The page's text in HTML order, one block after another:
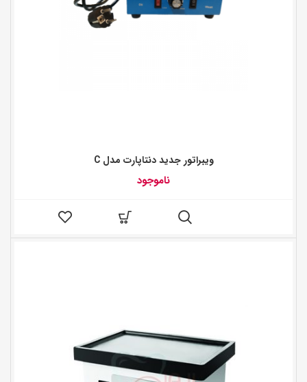
ويبراتور جديد دنتاپارت مدل C
ناموجود